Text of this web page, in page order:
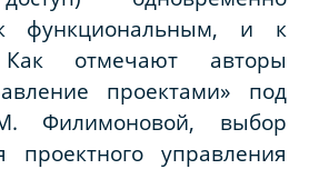
функциональным, и к
Как отмечают авторы
проектами» под
Филимоновой, выбор
проектного управления